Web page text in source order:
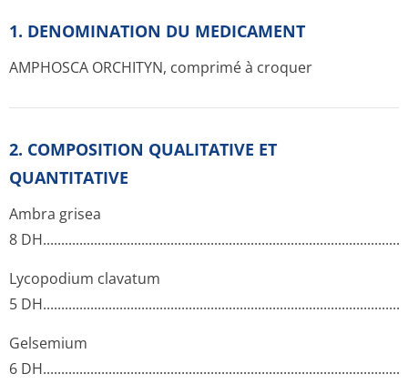
1. DENOMINATION DU MEDICAMENT
AMPHOSCA ORCHITYN, comprimé à croquer
2. COMPOSITION QUALITATIVE ET
QUANTITATIVE
Ambra grisea
8
Lycopodium clavatum
5
Gelsemium
6